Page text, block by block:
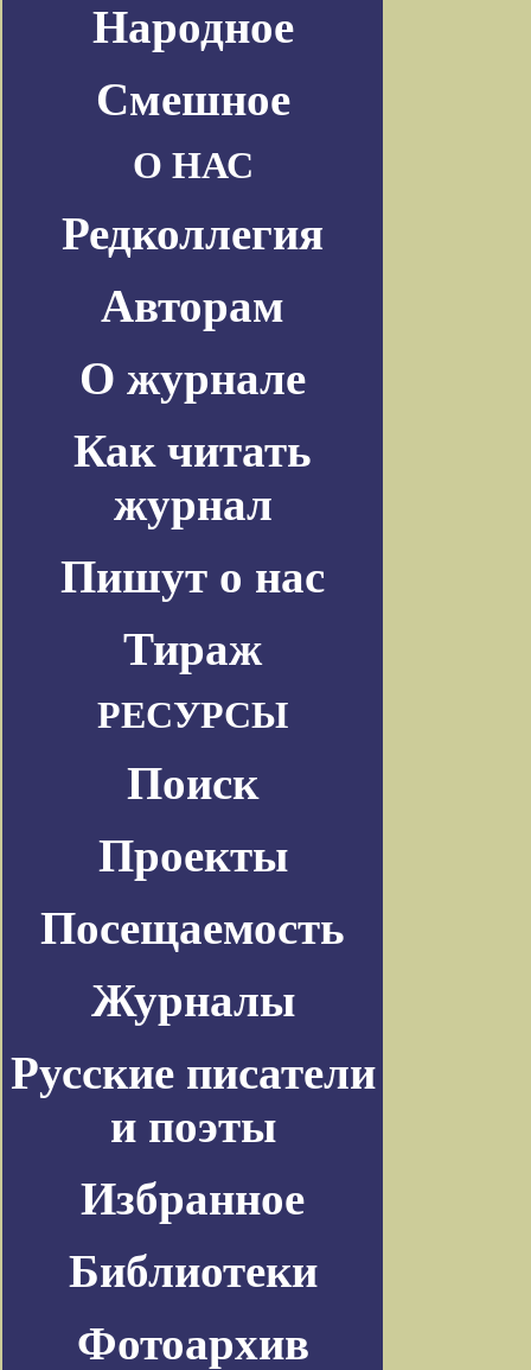
Народное
Смешное
О НАС
Редколлегия
Авторам
О журнале
Как читать
журнал
Пишут о нас
Тираж
РЕСУРСЫ
Поиск
Проекты
Посещаемость
Журналы
Русские писатели
и поэты
Избранное
Библиотеки
Фотоархив